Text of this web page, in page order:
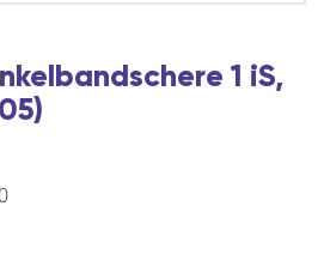
1 iS,